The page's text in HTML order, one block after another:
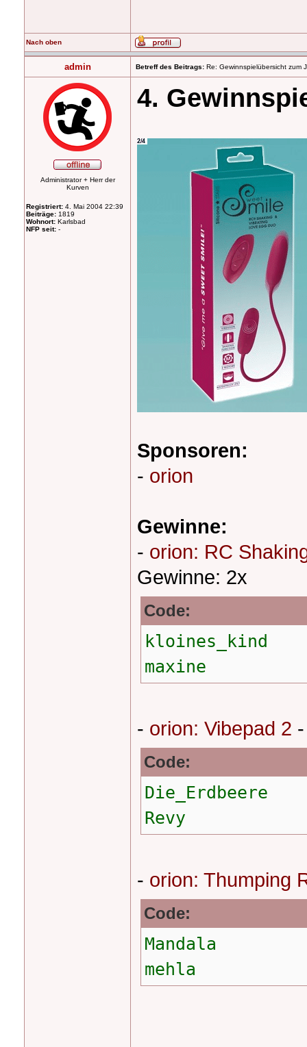
Nach oben
admin Betreff des Beitrags: Re: Gewinnspielübersicht zum
Administrator + Herr der
Kurven
Registriert: 4. Mai 2004 22:39
Beiträge: 1819
Wohnort: Karlsbad
NFP seit: -
4.
Sponsoren:
- orion
Gewinne:
- orion: RC
Gewinne: 2x
Code:
kloines_kind
maxine
- orion: Vibepad 2
Code:
Die_Erdbeere
Revy
- orion: Thumping
Code:
Mandala
mehla